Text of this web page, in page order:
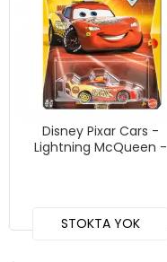
Disney Pixar Cars -
Lightning McQueen -
STOKTA YOK